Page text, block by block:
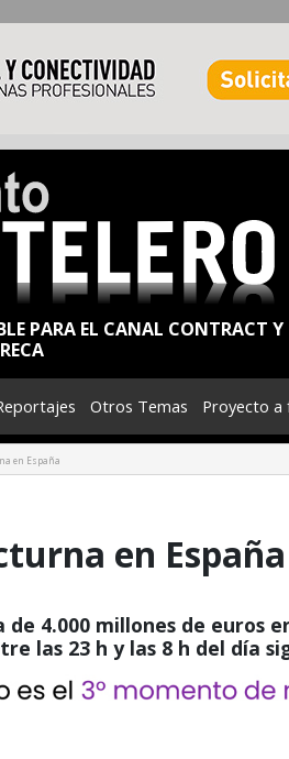
PARA EL CANAL CONTRACT Y
Otros Temas Proyecto a
en España
en España
de 4.000 millones de euros
las 23 h y las 8 h del día